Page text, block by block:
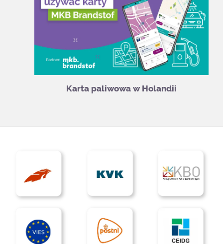
Karta paliwowa w Holandii